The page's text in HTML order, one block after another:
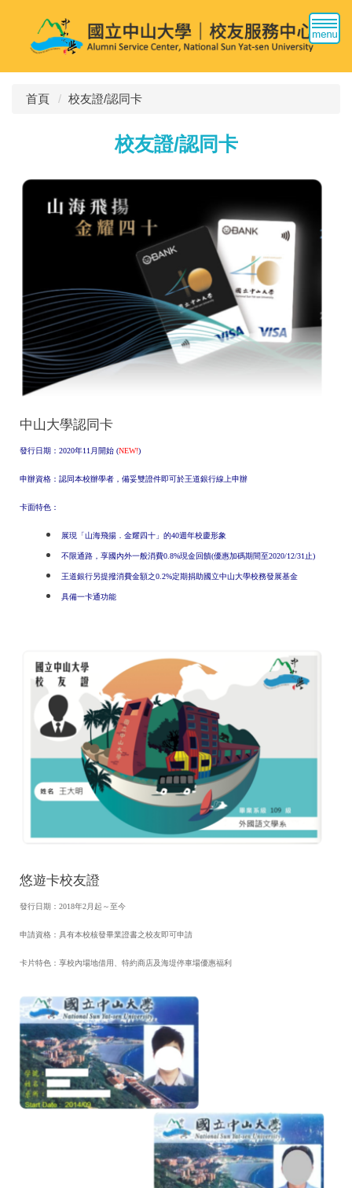
首頁 校友證/認同卡
校友證/認同卡
中山大學認同卡
發行日期：2020年11月開始 (NEW!)
申辦資格：認同本校辦學者，備妥雙證件即可於王道銀行線上申辦
卡面特色：
展現「山海飛揚．金耀四十」的40週年校慶形象
不限通路，享國內外一般消費0.8%現金回饋(優惠加碼期間至2020/12/31止)
王道銀行另提撥消費金額之0.2%定期捐助國立中山大學校務發展基金
具備一卡通功能
悠遊卡校友證
發行日期：2018年2月起～至今
申請資格：具有本校核發畢業證書之校友即可申請
卡片特色：享校內場地借用、特約商店及海堤停車場優惠福利